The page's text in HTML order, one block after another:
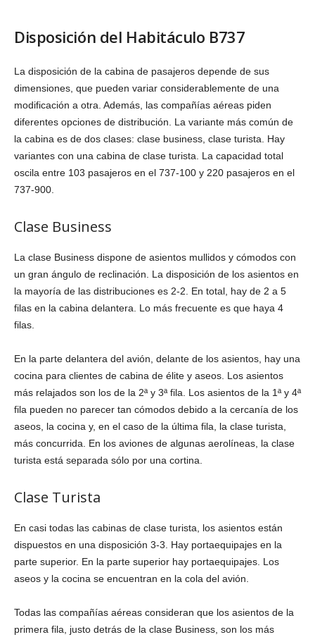
Disposición del Habitáculo B737
La disposición de la cabina de pasajeros depende de sus
dimensiones, que pueden variar considerablemente de una
modificación a otra. Además, las compañías aéreas piden
diferentes opciones de distribución. La variante más común de
la cabina es de dos clases: clase business, clase turista. Hay
variantes con una cabina de clase turista. La capacidad total
oscila entre 103 pasajeros en el 737-100 y 220 pasajeros en el
737-900.
Clase Business
La clase Business dispone de asientos mullidos y cómodos con
un gran ángulo de reclinación. La disposición de los asientos en
la mayoría de las distribuciones es 2-2. En total, hay de 2 a 5
filas en la cabina delantera. Lo más frecuente es que haya 4
filas.
En la parte delantera del avión, delante de los asientos, hay una
cocina para clientes de cabina de élite y aseos. Los asientos
más relajados son los de la 2ª y 3ª fila. Los asientos de la 1ª y 4ª
fila pueden no parecer tan cómodos debido a la cercanía de los
aseos, la cocina y, en el caso de la última fila, la clase turista,
más concurrida. En los aviones de algunas aerolíneas, la clase
turista está separada sólo por una cortina.
Clase Turista
En casi todas las cabinas de clase turista, los asientos están
dispuestos en una disposición 3-3. Hay portaequipajes en la
parte superior. En la parte superior hay portaequipajes. Los
aseos y la cocina se encuentran en la cola del avión.
Todas las compañías aéreas consideran que los asientos de la
primera fila, justo detrás de la clase Business, son los más